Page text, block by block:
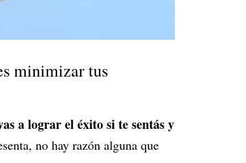
minimizar tus
a lograr el éxito si te sentás y
no hay razón alguna que